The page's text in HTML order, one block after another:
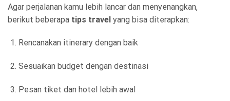
Agar perjalanan kamu lebih lancar dan menyenangkan,
berikut beberapa tips travel yang bisa diterapkan:
Rencanakan itinerary dengan baik
Sesuaikan budget dengan destinasi
Pesan tiket dan hotel lebih awal